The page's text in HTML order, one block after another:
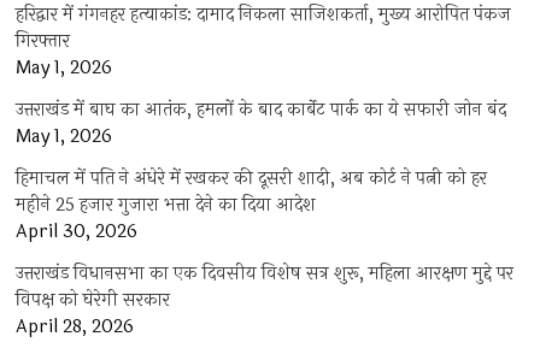
हरिद्वार में गंगनहर हत्याकांड: दामाद निकला साजिशकर्ता, मुख्य आरोपित पंकज
गिरफ्तार
May 1, 2026
उत्तराखंड में बाघ का आतंक, हमलों के बाद कार्बेट पार्क का ये सफारी जोन बंद
May 1, 2026
हिमाचल में पति ने अंधेरे में रखकर की दूसरी शादी, अब कोर्ट ने पत्नी को हर
महीने 25 हजार गुजारा भत्ता देने का दिया आदेश
April 30, 2026
उत्तराखंड विधानसभा का एक दिवसीय विशेष सत्र शुरू, महिला आरक्षण मुद्दे पर
विपक्ष को घेरेगी सरकार
April 28, 2026